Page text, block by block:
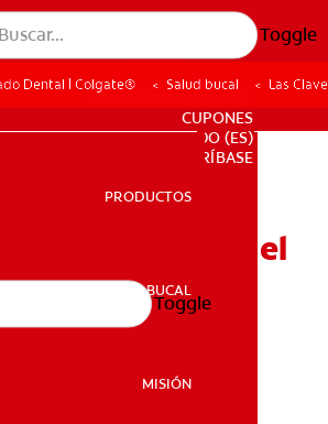
Toggle
SALUD BUCAL
PARA PROFESIONALES
CUPONES
DO (ES)
SUSCRÍBASE
PRODUCTOS
SALUD BUCAL
MISIÓN
Toggle
Dental | Colgate® Salud bucal Las
para controlar el